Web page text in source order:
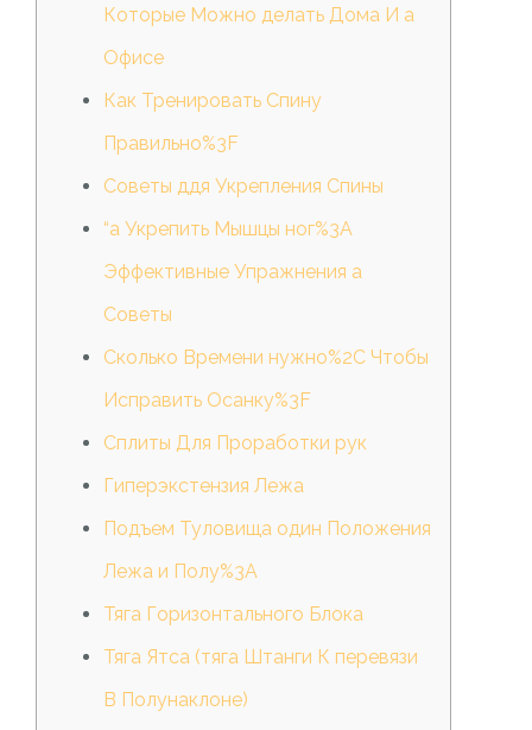
Которые Можно делать Дома И а
Офисе
Как Тренировать Спину
Правильно%3F
Советы ддя Укрепления Спины
“а Укрепить Мышцы ног%3A
Эффективные Упражнения а
Советы
Сколько Времени нужно%2C Чтобы
Исправить Осанку%3F
Сплиты Для Проработки рук
Гиперэкстензия Лежа
Подъем Туловища один Положения
Лежа и Полу%3A
Тяга Горизонтального Блока
Тяга Ятса (тяга Штанги К перевязи
В Полунаклоне)